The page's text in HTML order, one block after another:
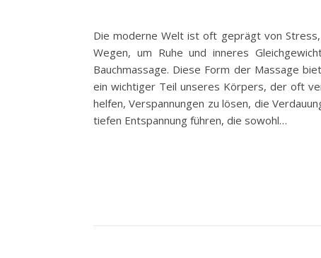
Die moderne Welt ist oft geprägt von
Wegen, um Ruhe und inneres
Bauchmassage. Diese Form der Massage
ein wichtiger Teil unseres Körpers, der oft
helfen, Verspannungen zu lösen, die
tiefen Entspannung führen, die sowohl…